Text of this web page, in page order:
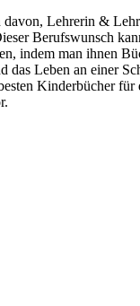
Lehrerin &
Berufswunsch
indem man ihnen
das Leben an einer
Kinderbücher für